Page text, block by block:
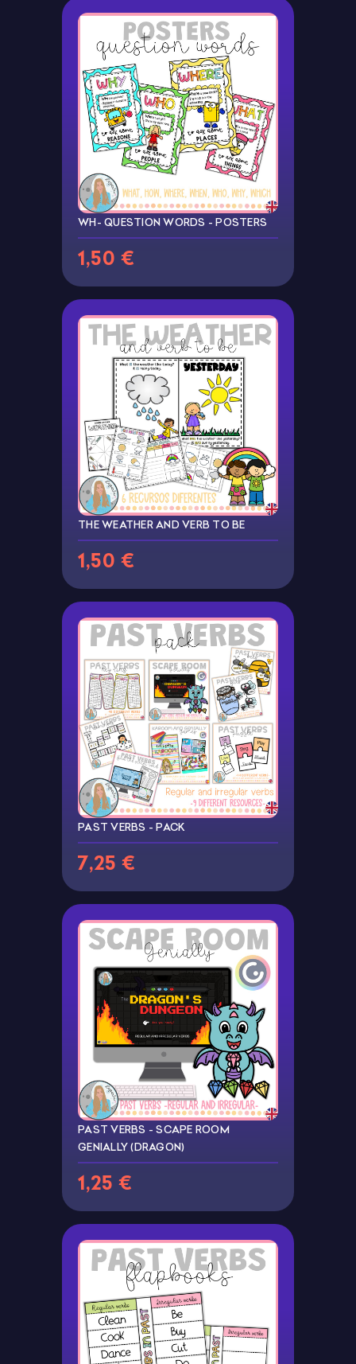
WH- QUESTION WORDS - POSTERS
1,50 €
THE WEATHER AND VERB TO BE
1,50 €
PAST VERBS - PACK
7,25 €
PAST VERBS - SCAPE ROOM
GENIALLY (DRAGON)
1,25 €